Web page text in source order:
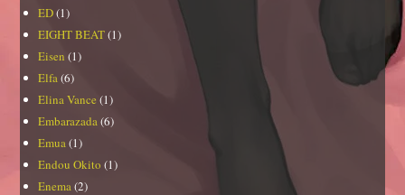
ED(1)
EIGHT BEAT(1)
Eisen (1)
Elfa(6)
Elina Vance (1)
Embarazada(6)
Emua(1)
Endou Okito (1)
Enema(2)